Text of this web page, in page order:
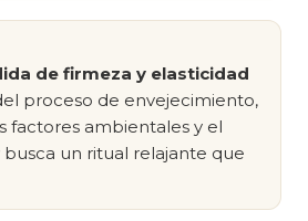
de firmeza y elasticidad
proceso de envejecimiento,
factores ambientales y el
un ritual relajante que